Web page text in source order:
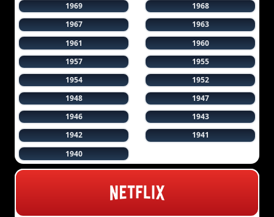
1969
1968
1967
1963
1961
1960
1957
1955
1954
1952
1948
1947
1946
1943
1942
1941
1940